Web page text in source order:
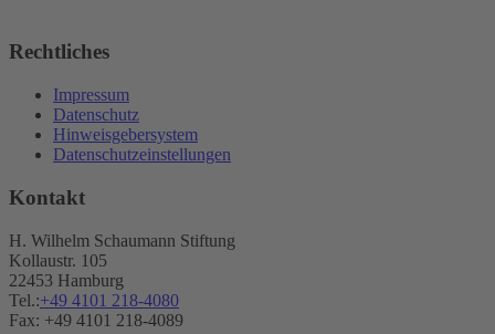
Rechtliches
Impressum
Datenschutz
Hinweisgebersystem
Datenschutzeinstellungen
Kontakt
H. Wilhelm Schaumann Stiftung
Kollaustr. 105
22453 Hamburg
Tel.:+49 4101 218-4080
Fax: +49 4101 218-4089